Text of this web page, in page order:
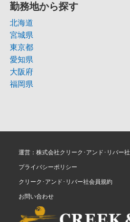
勤務地から探す
北海道
宮城県
東京都
愛知県
大阪府
福岡県
運営：株式会社クリーク･アンド･リバー社
プライバシーポリシー
クリーク･アンド･リバー社会員規約
お問い合わせ